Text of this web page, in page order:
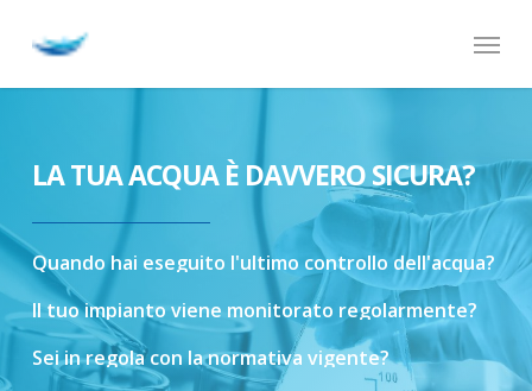
Menu
LA TUA ACQUA È DAVVERO SICURA?
Quando hai eseguito l'ultimo controllo dell'acqua?
Il tuoimpianto viene monitorato regolarmente?
Seiinregola con lanormativa vigente?